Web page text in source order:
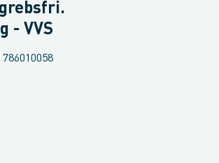
- VVS
786010058